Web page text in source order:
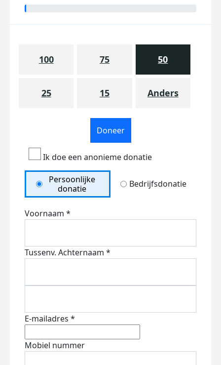
100 75 50
25 15 Anders
Doneer
Ik doe een anonieme donatie
Persoonlijke
donatie
Bedrijfsdonatie
Voornaam *
Tussenv. Achternaam *
E-mailadres *
Mobiel nummer